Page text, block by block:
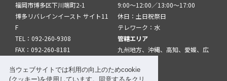
当ウェブサイトでは利用の向上のためcookie
(クッキー)を使用しています。同意するをクリ
福岡市博多区下川端町2-1
博多リバレインイースト サイト11
F
TEL：092-260-9308
FAX：092-260-8181
9:00～12:00／13:00～17:00
休日：土日祝祭日
テレワーク：水
管轄エリア
九州地方、沖縄、高知、愛媛、広